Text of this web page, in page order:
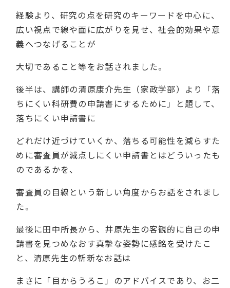
経験より、 研究の点を研究のキーワードを中心に、
広い視点で線や面に広がりを見せ、社会的効果や意
義へつなげることが
大切であること等をお話されました。
後半は、講師の清原康介先生（家政学部）より「落
ちにくい科研費の申請書にするために」と題して、
落ちにくい申請書に
どれだけ近づけて いくか、 落ちる可能性を減らすた
めに審査員が減点しにくい申請書とはどういったも
のであるかを、
審査員の目線という新しい角度からお話をされまし
た。
最後に田中所長から、井原先生の客観的に自己の申
請書を見つめなおす真摯な姿勢に感銘を受けたこ
と、清原先生の斬新なお話は
まさに 「目からうろこ」のアドバイスであり、お二